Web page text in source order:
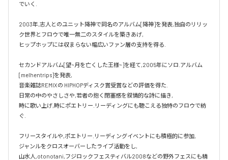
でいく.
2003年,志人とのユニット降神で同名のアルバム[降神]を発表,独自のリリッ
ク世界とフロウで唯一無二のスタイルを築きあげ,
ヒップホップには収まらない幅広いファン層の支持を得る.
セカンドアルバム[望~月を亡くした王様~]を経て,2005年にソロ.アルバム
[melhentrips]を発表,
音楽雑誌REMIXの HIPHOPディスク賞受賞などの評価を得た.
日常の中のやさしさや,若者の抱く閉塞感を叙情的な詩に描き,
時に歌い上げ,時にポエトリー.リーディングにも聴こえる独特のフロウで紡
ぐ.
フリースタイルや,ポエトリー.リーディングイベントにも積極的に参加,
ジャンルをクロスオーバーしたライブ活動をし,
山水人,otonotani,フジロックフェスティバル2008などの野外フェスにも精